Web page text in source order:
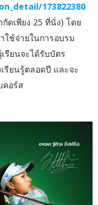
173822380
ดเพียง 25 ที่นั่ง) โดย
ใช้จ่ายในการอบรม
รียนจะได้รับบัตร
รียนรู้ตลอดปี และจะ
คอร์ส